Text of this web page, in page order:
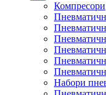
Компресори
Набори